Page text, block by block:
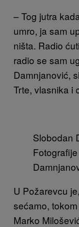
– Tog jutra
umro, ja sam
ništa. Radio
radio se sam
Damnjanović,
Trte, vlasnika i
Slobodan
U Požarevcu
sećamo,
Marko